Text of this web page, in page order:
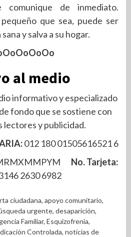
comunique de inmediato.
que sea, puede ser
y salva a su hogar.
al medio
informativo y especializado
fondo que se sostiene con
lectores y publicidad.
012 180 01505616521 6
No. Tarjeta:
2630 6982
ciudadana, apoyo comunitario,
urgente, desaparición,
Familiar, Esquizofrenia,
Controlada, noticias de